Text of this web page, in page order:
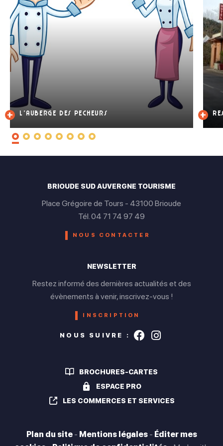
L’Auberge des Pecheurs
BRIOUDE SUD AUVERGNE TOURISME
Place Grégoire de Tours - 43100 Brioude
Tél. 04 71 74 97 49
NOUS CONTACTER
NEWSLETTER
Restez informé des dernières actualités et des
évènements à venir, inscrivez-vous !
INSCRIPTION
NOUS SUIVRE : Suivez-nous
Suivez-
BROCHURES-CARTES
ESPACE PRO
LES COMMERCES ET SERVICES
Plan du site - Mentions légales - Éditer mes